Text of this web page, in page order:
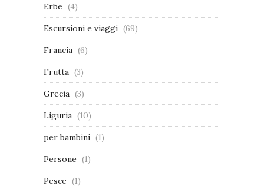
Erbe (4)
Escursioni e viaggi (69)
Francia (6)
Frutta (3)
Grecia (3)
Liguria (10)
per bambini (1)
Persone (1)
Pesce (1)